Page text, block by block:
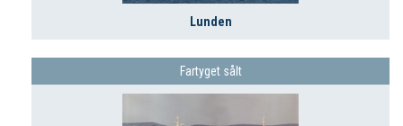
Lunden
Fartyget sålt